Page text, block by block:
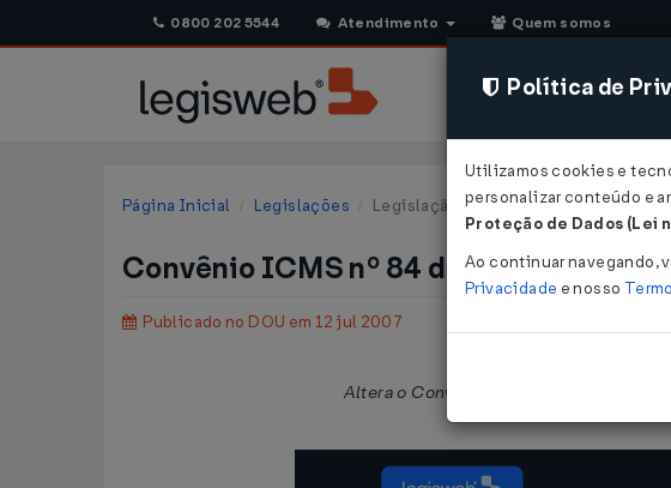
0800 202 5544 Atendimento Quem somos
Página Inicial Legislações Legislação Federal
Convênio ICMS nº 84 de 06/07/2007
Publicado no DOU em 12 jul 2007
Altera o Convênio ICMS 135/06, que
Política de
Utilizamos cookies e
personalizar conteúdo e
Proteção de Dados (Lei
Ao continuar navegando,
Privacidade e nosso